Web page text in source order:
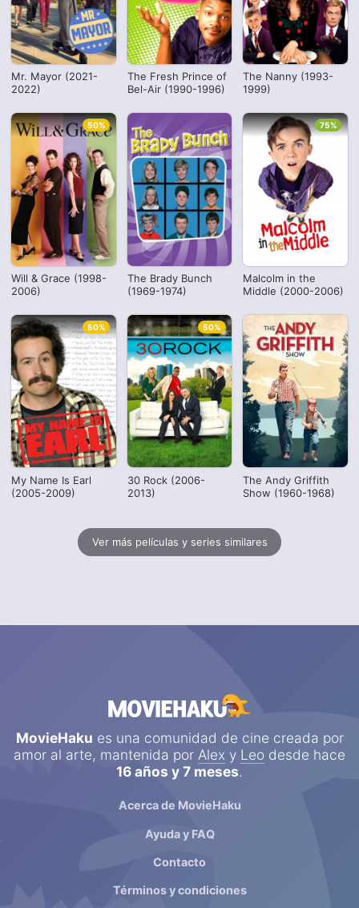
Mr. Mayor (2021-
2022)
The Fresh Prince of
Bel-Air (1990-1996)
The Nanny (1993-
1999)
Will & Grace (1998-
2006)
50%
The Brady Bunch
(1969-1974)
Malcolm in the
Middle (2000-2006)
75%
My Name Is Earl
(2005-2009)
50%
30 Rock (2006-
2013)
50%
The Andy Griffith
Show (1960-1968)
Ver más películas y series similares
MovieHaku es una comunidad de cine creada por
amor al arte, mantenida por Alex y Leo desde hace
16 años y 7 meses.
Acerca de MovieHaku
Ayuda y FAQ
Contacto
Términos y condiciones